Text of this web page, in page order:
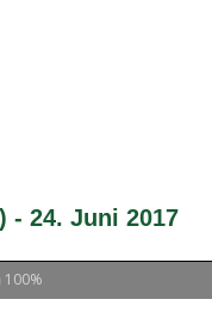
- 24. Juni 2017
100%